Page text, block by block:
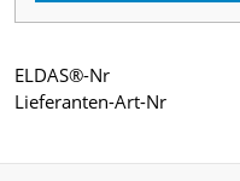
ELDAS®-Nr
Lieferanten-Art-Nr